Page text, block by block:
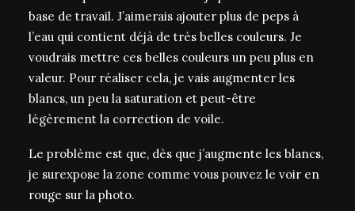
base de travail. J’aimerais ajouter plus de peps à
l’eau qui contient déjà de très belles couleurs. Je
voudrais mettre ces belles couleurs un peu plus en
valeur. Pour réaliser cela, je vais augmenter les
blancs, un peu la saturation et peut-être
légèrement la correction de voile.
Le problème est que, dès que j’augmente les blancs,
je surexpose la zone comme vous pouvez le voir en
rouge sur la photo.